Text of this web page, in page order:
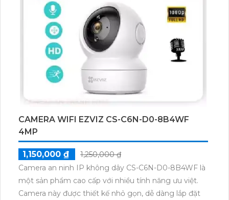
CAMERA WIFI EZVIZ CS-C6N-D0-8B4WF
4MP
1,150,000 ₫
1,250,000 ₫
Camera an ninh IP không dây CS-C6N-D0-8B4WF là
một sản phẩm cao cấp với nhiều tính năng ưu việt.
Camera này được thiết kế nhỏ gọn, dễ dàng lắp đặt